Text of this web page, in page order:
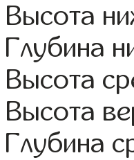
Высота
Глубина
Высота
Высота
Глубина